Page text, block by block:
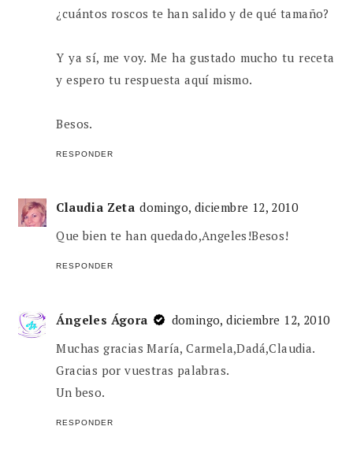
¿cuántos roscos te han salido y de qué tamaño?
Y ya sí, me voy. Me ha gustado mucho tu receta
y espero tu respuesta aquí mismo.
Besos.
RESPONDER
Claudia Zeta domingo, diciembre 12, 2010
Que bien te han quedado,Angeles!Besos!
RESPONDER
Ángeles Ágora
domingo, diciembre 12, 2010
Muchas gracias María, Carmela,Dadá,Claudia.
Gracias por vuestras palabras.
Un beso.
RESPONDER